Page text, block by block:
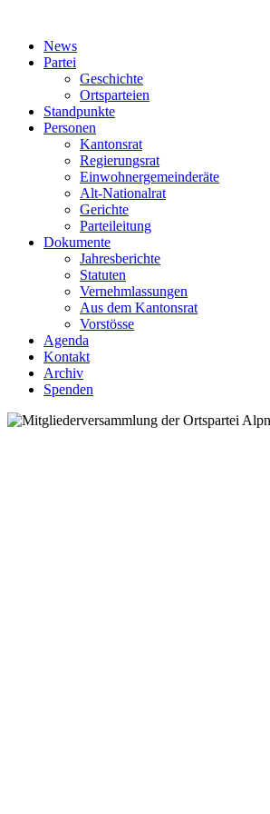
News
Partei
Geschichte
Ortsparteien
Standpunkte
Personen
Kantonsrat
Regierungsrat
Einwohnergemeinderäte
Alt-Nationalrat
Gerichte
Parteileitung
Dokumente
Jahresberichte
Statuten
Vernehmlassungen
Aus dem Kantonsrat
Vorstösse
Agenda
Kontakt
Archiv
Spenden